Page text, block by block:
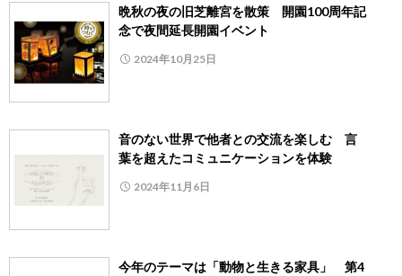
晩秋の夜の旧芝離宮を散策 開園100周年記
念で夜間延長開園イベント
2024年10月25日
音のない世界で他者との交流を楽しむ 言
葉を超えたコミュニケーションを体験
2024年11月6日
今年のテーマは「動物と生きる家具」 第4